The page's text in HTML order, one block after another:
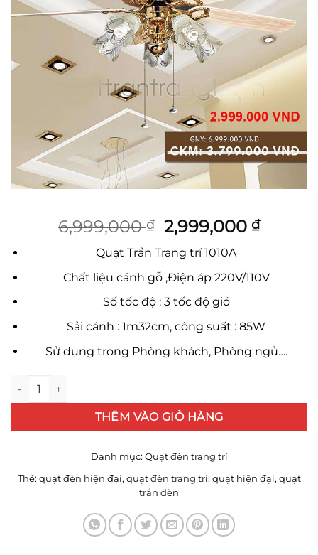
6,999,000₫ Giá
là:
6,999,000 ₫.
2,999,000₫Giá
là:
Quạt Trần Trang trí 1010A
Chất liệu cánh gỗ ,Điện áp 220V/110V
Số tốc độ : 3 tốc độ gió
Sải cánh : 1m32cm, công suất : 85W
Sử dụng trong Phòng khách, Phòng ngủ….
Quạt trần đèn 1010A số lượng
THÊM VÀO GIỎ HÀNG
Danh mục: Quạt đèn trang trí
Thẻ: quạt đèn hiện đại, quạt đèn trang trí, quạt hiện đại, quạt
trần đèn